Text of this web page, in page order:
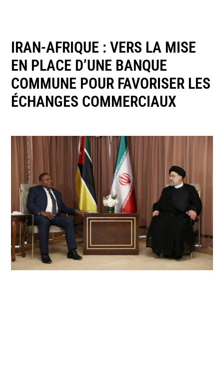
IRAN-AFRIQUE : VERS LA MISE
EN PLACE D’UNE BANQUE
COMMUNE POUR FAVORISER LES
ÉCHANGES COMMERCIAUX